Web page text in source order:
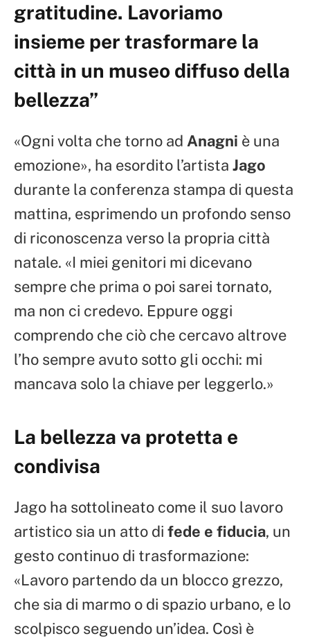
gratitudine. Lavoriamo
insieme per trasformare la
città in un museo diffuso della
bellezza”
«Ogni volta che torno ad Anagni è una
emozione», ha esordito l’artista Jago
durante la conferenza stampa di questa
mattina, esprimendo un profondo senso
di riconoscenza verso la propria città
natale. «I miei genitori mi dicevano
sempre che prima o poi sarei tornato,
ma non ci credevo. Eppure oggi
comprendo che ciò che cercavo altrove
l’ho sempre avuto sotto gli occhi: mi
mancava solo la chiave per leggerlo.»
La bellezza va protetta e
condivisa
Jago ha sottolineato come il suo lavoro
artistico sia un atto di fede e fiducia, un
gesto continuo di trasformazione:
«Lavoro partendo da un blocco grezzo,
che sia di marmo o di spazio urbano, e lo
scolpisco seguendo un’idea. Così è